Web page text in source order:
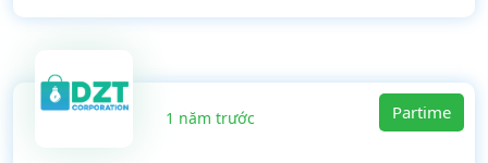
1 năm trước Partime